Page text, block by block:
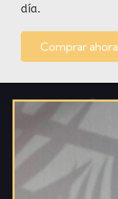
día.
Comprar ahora